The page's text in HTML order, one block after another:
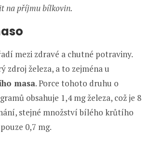
na příjmu bílkovin.
mezi zdravé a chutné potraviny.
zdroj železa, a to zejména u
masa. Porce tohoto druhu o
obsahuje 1,4 mg železa, což je 8
stejné množství bílého krůtího
0,7 mg.